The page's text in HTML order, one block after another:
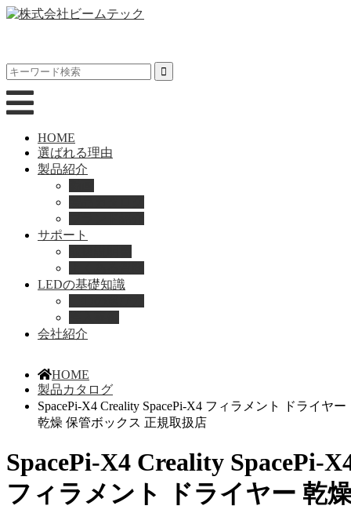
HOME
選ばれる理由
製品紹介
サポート
LEDの基礎知識
会社紹介
HOME
製品カタログ
SpacePi-X4 Creality SpacePi-X4 フィラメント ドライヤー
乾燥 保管ボックス 正規取扱店
SpacePi-X4 Creality SpacePi-
フィラメント ドライヤー 乾